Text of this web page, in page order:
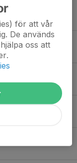
på Hacksjö.
för att vår
De används
oss att